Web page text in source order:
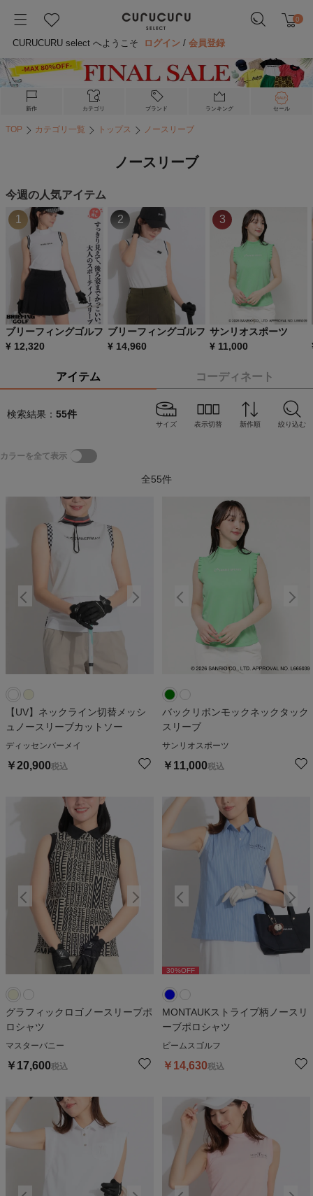
0
CURUCURU select へようこそ ログイン /会員登録
新作 カテゴリ ブランド ランキング セール
TOP カテゴリ一覧 トップス ノースリーブ
ノースリーブ
今週の人気アイテム
ブリーフィングゴルフ
¥ 12,320
1
ブリーフィングゴルフ
¥ 14,960
2
サンリオスポーツ
¥ 11,000
3
アイテム コーディネート
検索結果： 55件
サイズ 表示切替 新作順 絞り込む
カラーを全て表示
全55件
【UV】ネックライン切替メッシ
ュノースリーブカットソー
ディッセンバーメイ
￥20,900税込
バックリボンモックネックタック
スリーブ
サンリオスポーツ
￥ 11,000税込
グラフィックロゴノースリーブポ
ロシャツ
マスターバニー
￥ 17,600税込
30%OFF
MONTAUKストライプ柄ノースリ
ーブポロシャツ
ビームスゴルフ
￥ 14,630税込